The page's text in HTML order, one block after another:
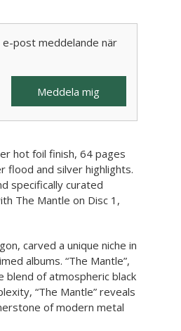
e-post meddelande när
Meddela mig
hot foil finish, 64 pages
flood and silver highlights.
specifically curated
The Mantle on Disc 1,
carved a unique niche in
albums. “The Mantle”,
of atmospheric black
“The Mantle” reveals
of modern metal